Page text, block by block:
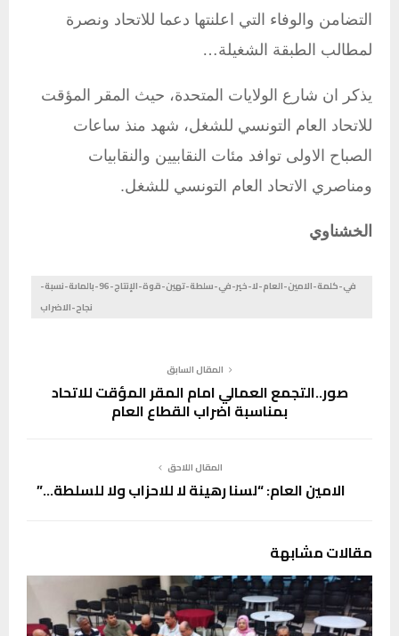
التضامن والوفاء التي اعلنتها دعما للاتحاد ونصرة
لمطالب الطبقة الشغيلة…
يذكر ان شارع الولايات المتحدة، حيث المقر المؤقت
للاتحاد العام التونسي للشغل، شهد منذ ساعات
الصباح الاولى توافد مئات النقابيين والنقابيات
ومناصري الاتحاد العام التونسي للشغل.
الخشناوي
في-كلمة-الامين-العام-لا-خير-في-سلطة-تهين-قوة-الإنتاج-96-بالماىة-نسبة-
نجاح-الاضراب
المقال السابق
صور..التجمع العمالي امام المقر المؤقت للاتحاد
بمناسبة اضراب القطاع العام
المقال اللاحق
الامين العام: “لسنا رهينة لا للاحزاب ولا للسلطة…”
مقالات مشابهة